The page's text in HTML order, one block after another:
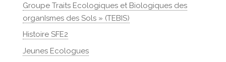
Groupe Traits Ecologiques et Biologiques des
organIsmes des Sols » (TEBIS)
Histoire SFE2
Jeunes Ecologues